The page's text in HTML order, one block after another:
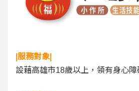
|服務對象|
設藉高雄市18歲以上，領有身心